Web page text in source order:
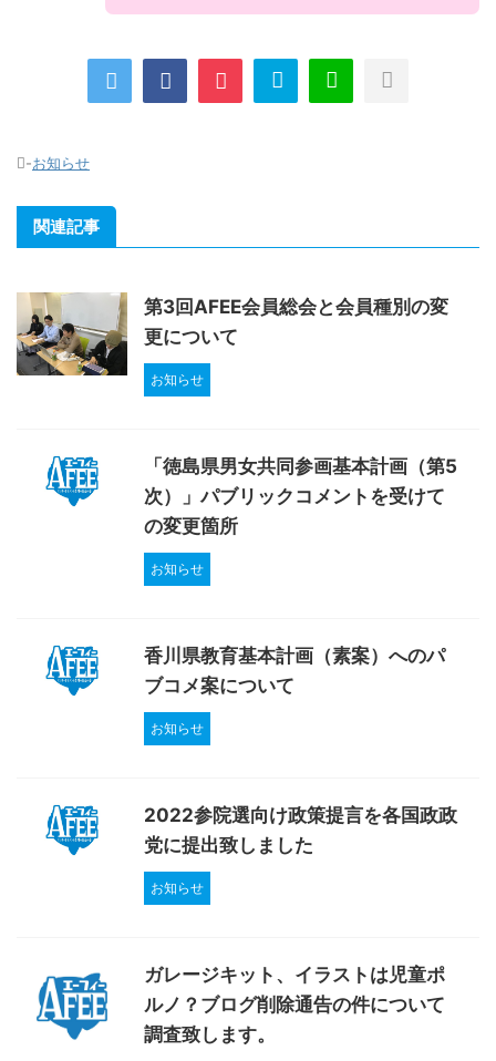
-お知らせ
関連記事
第3回AFEE会員総会と会員種別の変
更について
お知らせ
「徳島県男女共同参画基本計画（第5
次）」パブリックコメントを受けて
の変更箇所
お知らせ
香川県教育基本計画（素案）へのパ
ブコメ案について
お知らせ
2022参院選向け政策提言を各国政政
党に提出致しました
お知らせ
ガレージキット、イラストは児童ポ
ルノ？ブログ削除通告の件について
調査致します。